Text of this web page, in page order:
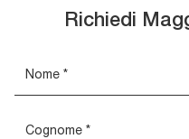
Richiedi